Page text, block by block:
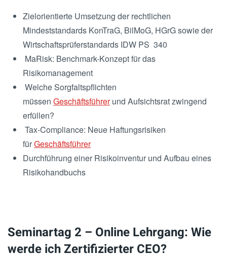
Zielorientierte Umsetzung der rechtlichen
Mindeststandards KonTraG, BilMoG, HGrG sowie der
Wirtschaftsprüferstandards IDW PS 340
MaRisk: Benchmark-Konzept für das
Risikomanagement
Welche Sorgfaltspflichten
müssen Geschäftsführerund Aufsichtsrat zwingend
erfüllen?
Tax-Compliance: Neue Haftungsrisiken
fürGeschäftsführer
Durchführung einer Risikoinventur und Aufbau eines
Risikohandbuchs
Seminartag 2 – Online Lehrgang: Wie
werde ich Zertifizierter CEO?